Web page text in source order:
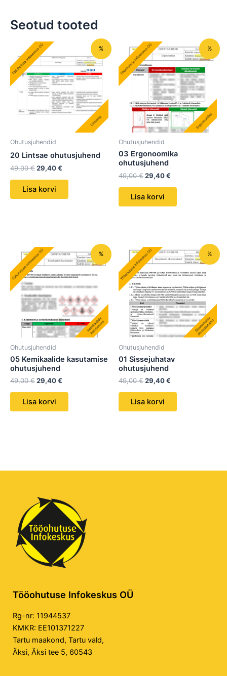
Seotud tooted
%
Ohutusjuhendid
20 Lintsae ohutusjuhend
49,00€
Algne
hind
oli:
49,00 €.
29,40€
Praegune
29,40 €.
Lisa korvi
%
Ohutusjuhendid
03 Ergonoomika
ohutusjuhend
49,00€
Algne
hind
oli:
49,00 €.
29,40€
Praegune
hind
on:
29,40 €.
Lisa korvi
%
Ohutusjuhendid
05 Kemikaalide kasutamise
ohutusjuhend
49,00€
Algne
hind
oli:
49,00 €.
29,40€
Praegune
hind
on:
29,40 €.
Lisa korvi
%
Ohutusjuhendid
01 Sissejuhatav
ohutusjuhend
49,00€
Algne
hind
oli:
49,00 €.
29,40€
Praegune
hind
29,40 €.
Lisa korvi
Tööohutuse Infokeskus OÜ
Rg-nr: 11944537
KMKR: EE101371227
Tartu maakond, Tartu vald,
Äksi, Äksi tee 5, 60543